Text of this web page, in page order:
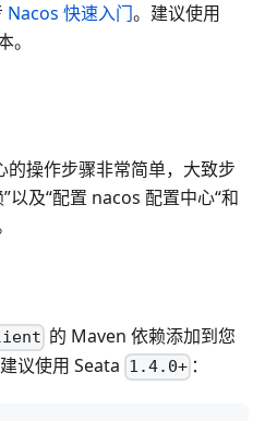
Nacos 快速入门。建议使用
。
操作步骤非常简单，大致步
以及“配置 nacos 配置中心“和
的 Maven 依赖添加到您
议使用 Seata 1.4.0+：